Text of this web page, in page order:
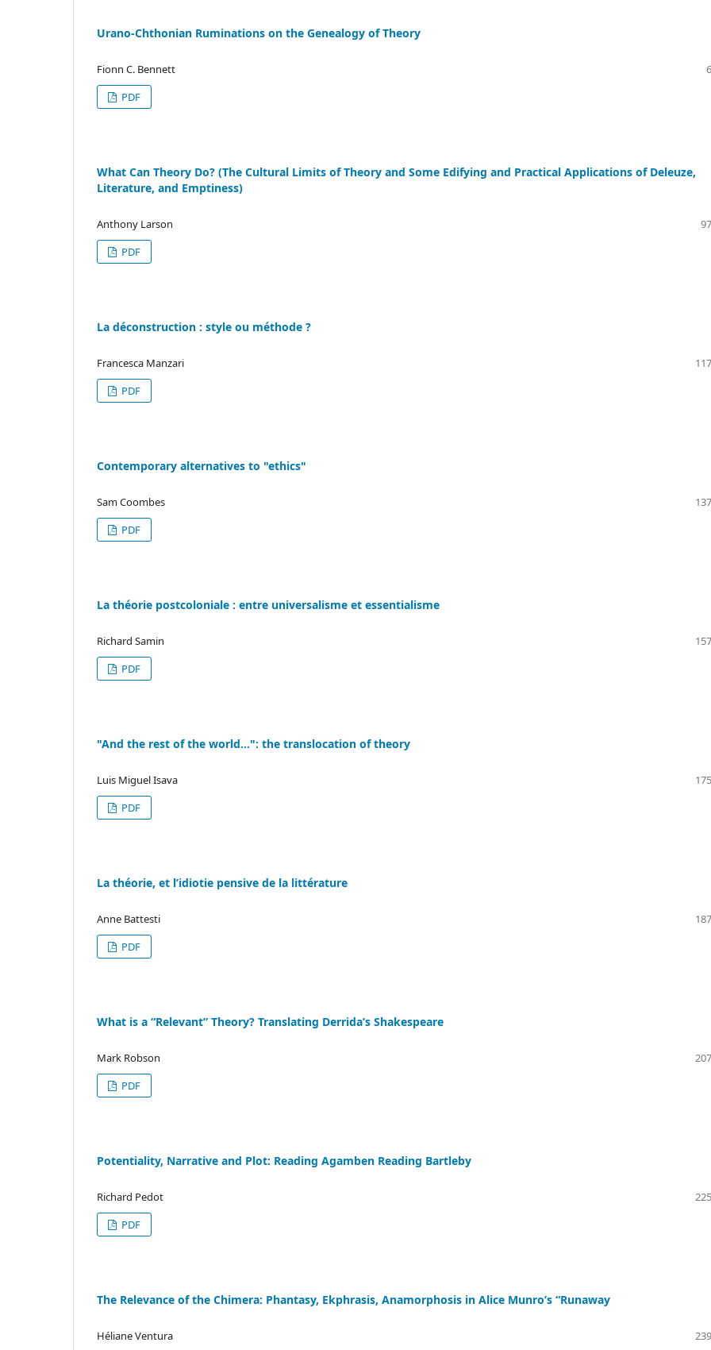
Urano-Chthonian Ruminations on the Genealogy of Theory
Fionn C. Bennett
PDF
What Can Theory Do? (The Cultural Limits of Theory and Some Edifying and Practical Applications of Deleuze,
Literature, and Emptiness)
Anthony Larson
PDF
La déconstruction : style ou méthode ?
Francesca Manzari
PDF
Contemporary alternatives to "ethics"
Sam Coombes
PDF
La théorie postcoloniale : entre universalisme et essentialisme
Richard Samin
PDF
"And the rest of the world…": the translocation of theory
Luis Miguel Isava
PDF
La théorie, et l’idiotie pensive de la littérature
Anne Battesti
PDF
What is a “Relevant” Theory? Translating Derrida’s Shakespeare
Mark Robson
PDF
Potentiality, Narrative and Plot: Reading Agamben Reading Bartleby
Richard Pedot
PDF
The Relevance of the Chimera: Phantasy, Ekphrasis, Anamorphosis in Alice Munro’s “Runaway
Héliane Ventura